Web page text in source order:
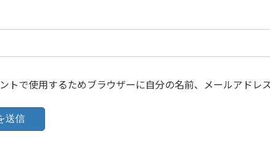
トで使用するためブラウザーに自分の名前、メールアドレ